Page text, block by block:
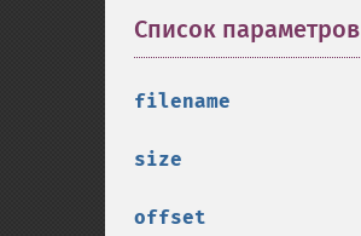
Список параметров
filename
size
offset